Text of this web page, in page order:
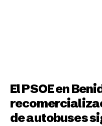
El PSOE en
de autobuses